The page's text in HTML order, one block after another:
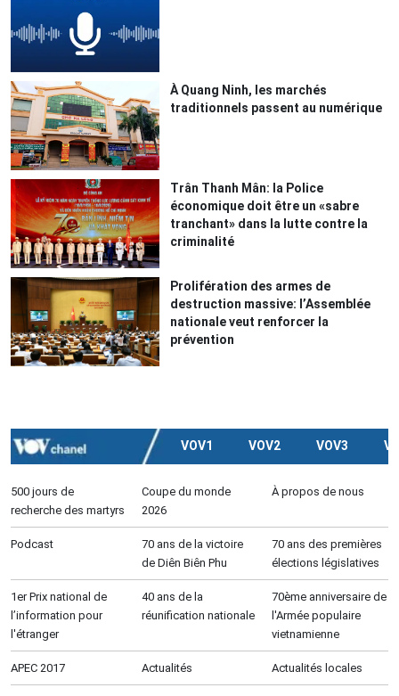
À Quang Ninh, les marchés
traditionnels passent au numérique
Trân Thanh Mân: la Police
économique doit être un «sabre
tranchant» dans la lutte contre la
criminalité
Prolifération des armes de
destruction massive: l’Assemblée
nationale veut renforcer la
prévention
VOV1 VOV2 VOV3
500 jours de
recherche des martyrs
Coupe du monde
2026
À propos de nous
Podcast
70 ans de la victoire
de Diên Biên Phu
70 ans des premières
élections législatives
1er Prix national de
l’information pour
l'étranger
40 ans de la
réunification nationale
70ème anniversaire de
l'Armée populaire
vietnamienne
APEC 2017 Actualités Actualités locales